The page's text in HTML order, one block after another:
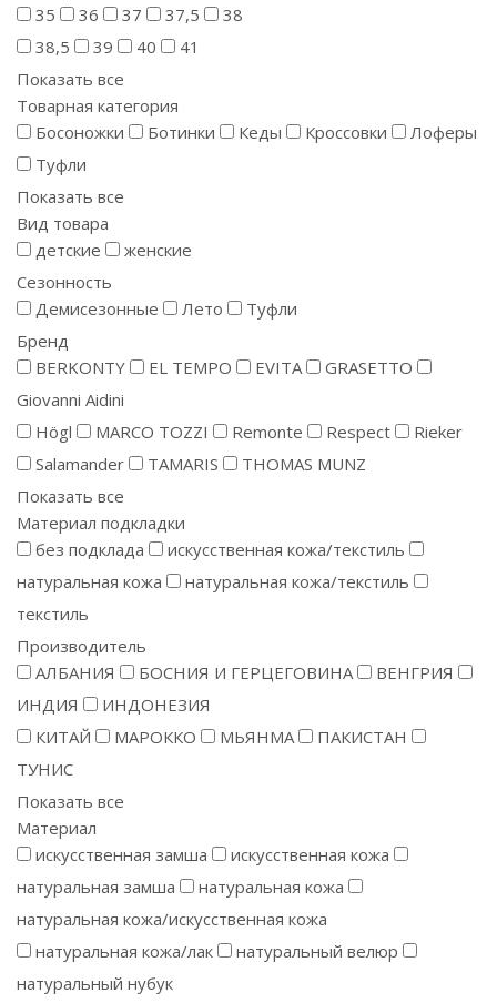
35
36 37 37,5
38
38,5
39 40
41
Показать все
Товарная категория
Босоножки
Ботинки Кеды Кроссовки
Лоферы
Туфли
Показать все
Вид товара
детские
женские
Сезонность
Демисезонные
Лето
Туфли
Бренд
BERKONTY
EL TEMPO EVITA
GRASETTO
Giovanni Aidini
Högl
MARCO TOZZI Remonte Respect
Rieker
Salamander
TAMARIS
THOMAS MUNZ
Показать все
Материал подкладки
без подклада
искусственная кожа/текстиль
натуральная кожа
натуральная кожа/текстиль
текстиль
Производитель
АЛБАНИЯ
БОСНИЯ И ГЕРЦЕГОВИНА
ВЕНГРИЯ
ИНДИЯ
ИНДОНЕЗИЯ
КИТАЙ
МАРОККО МЬЯНМА
ПАКИСТАН
ТУНИС
Показать все
Материал
искусственная замша
искусственная кожа
натуральная замша
натуральная кожа
натуральная кожа/искусственная кожа
натуральная кожа/лак
натуральный велюр
натуральный нубук